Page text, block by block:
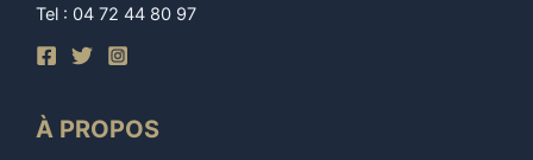
Tel : 04 72 44 80 97
À PROPOS